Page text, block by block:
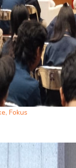
Fokus